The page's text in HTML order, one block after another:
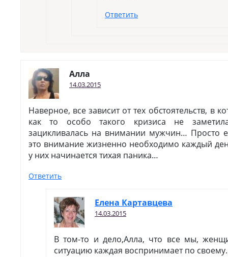
Ответить
Алла
14.03.2015
Наверное, все зависит от тех обстоятельств, в
как то особо такого кризиса не
зацикливалась на внимании мужчин… Просто
это внимание жизненно необходимо каждый
у них начинается тихая паника…
Ответить
Елена Картавцева
14.03.2015
В том-то и дело,Алла, что все мы,
ситуацию каждая воспринимает по своему.